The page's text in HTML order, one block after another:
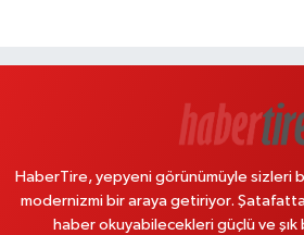
HaberTire, yepyeni görünümüyle sizleri
modernizmi bir araya getiriyor.
haber okuyabilecekleri güçlü ve şık